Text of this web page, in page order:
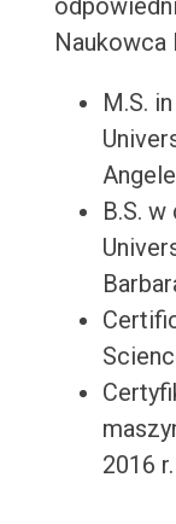
Naukowca
M.S.
B.S.
2016 r.